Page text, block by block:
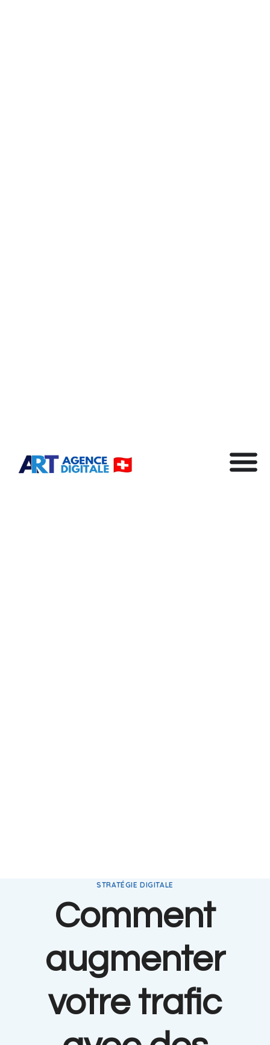
STRATÉGIE DIGITALE
Comment
augmenter
votre trafic